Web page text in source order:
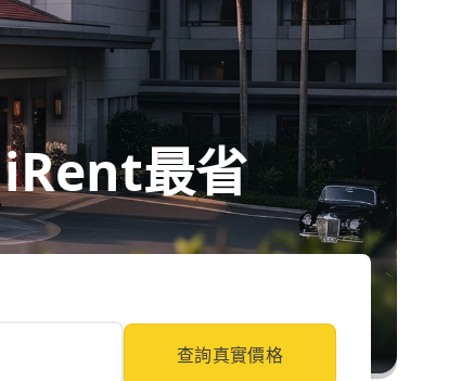
最省
查詢真實價格